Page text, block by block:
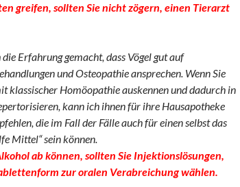
greifen, sollten Sie nicht zögern, einen Tierarzt
Erfahrung gemacht, dass Vögel gut auf
und Osteopathie ansprechen. Wenn Sie
klassischer Homöopathie auskennen und dadurch in
kann ich ihnen für ihre Hausapotheke
die im Fall der Fälle auch für einen selbst das
Mittel“ sein können.
ab können, sollten Sie Injektionslösungen,
zur oralen Verabreichung wählen.